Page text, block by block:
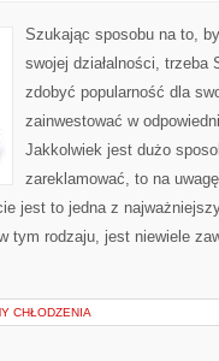
Szukając sposobu na to,
swojej działalności, trzeba
zdobyć popularność dla
zainwestować w
Jakkolwiek jest dużo
zareklamować, to na
jest to jedna z
tym rodzaju, jest niewiele
CHŁODZENIA